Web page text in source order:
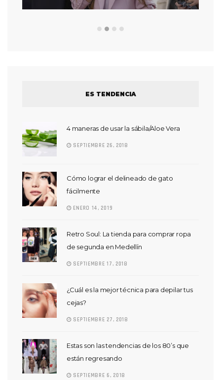
ES TENDENCIA
4 maneras de usar la sábila/Aloe Vera
SEPTIEMBRE 26, 2018
Cómo lograr el delineado de gato
fácilmente
ENERO 14, 2019
Retro Soul: La tienda para comprar ropa
de segunda en Medellín
SEPTIEMBRE 17, 2018
¿Cuál es la mejor técnica para depilar tus
cejas?
SEPTIEMBRE 27, 2018
Estas son las tendencias de los 80’s que
están regresando
SEPTIEMBRE 6, 2018